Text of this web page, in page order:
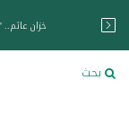
خزان
بحث